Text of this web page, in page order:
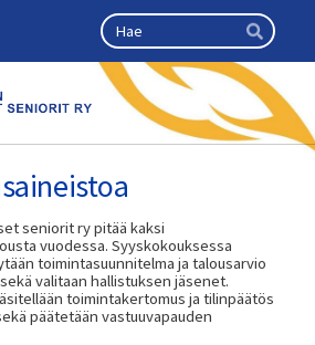
Haku
Hae
kansalliset seniorit
seniorit ry pitää kaksi
vuodessa. Syyskokouksessa
toimintasuunnitelma ja talousarvio
valitaan hallistuksen jäsenet.
toimintakertomus ja tilinpäätös
päätetään vastuuvapauden